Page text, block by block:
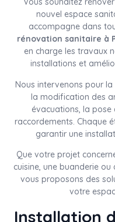
nouvel espace
accompagne dans
rénovation sanitaire à
en charge les travaux
installations et
Nous intervenons pour
la modification des
évacuations, la pose
raccordements. Chaque
garantir une
Que votre projet
cuisine, une buanderie
vous proposons des
votre
Installation